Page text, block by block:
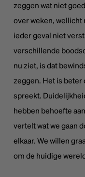
zeggen wat niet
over weken, wellicht
ieder geval niet
verschillende
nu ziet, is dat
zeggen. Het is beter
spreekt.
hebben behoefte
vertelt wat we gaan
elkaar. We willen
om de huidige